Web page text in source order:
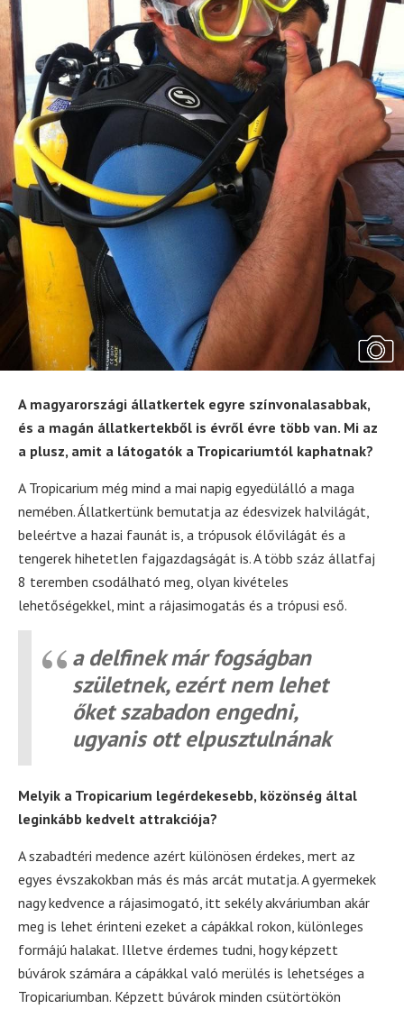
A magyarországi állatkertek egyre színvonalasabbak,
és a magán állatkertekből is évről évre több van. Mi az
a plusz, amit a látogatók a Tropicariumtól kaphatnak?
A Tropicarium még mind a mai napig egyedülálló a maga
nemében. Állatkertünk bemutatja az édesvizek halvilágát,
beleértve a hazai faunát is, a trópusok élővilágát és a
tengerek hihetetlen fajgazdagságát is. A több száz állatfaj
8 teremben csodálható meg, olyan kivételes
lehetőségekkel, mint a rájasimogatás és a trópusi eső.
a delfinek már fogságban
születnek, ezért nem lehet
őket szabadon engedni,
ugyanis ott elpusztulnának
Melyik a Tropicarium legérdekesebb, közönség által
leginkább kedvelt attrakciója?
A szabadtéri medence azért különösen érdekes, mert az
egyes évszakokban más és más arcát mutatja. A gyermekek
nagy kedvence a rájasimogató, itt sekély akváriumban akár
meg is lehet érinteni ezeket a cápákkal rokon, különleges
formájú halakat. Illetve érdemes tudni, hogy képzett
búvárok számára a cápákkal való merülés is lehetséges a
Tropicariumban. Képzett búvárok minden csütörtökön